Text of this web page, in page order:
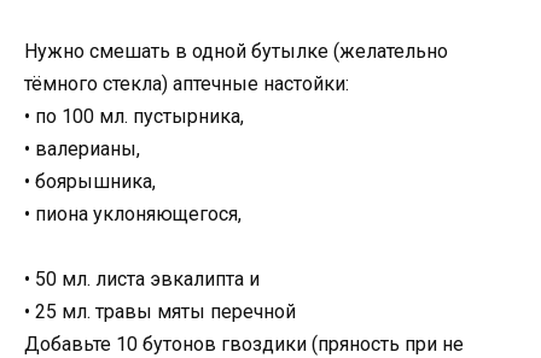
Нужно смешать в одной бутылке (желательно
тёмного стекла) аптечные настойки:
• по 100 мл. пустырника,
• валерианы,
• боярышника,
• пиона уклоняющегося,
• 50 мл. листа эвкалипта и
• 25 мл. травы мяты перечной
Добавьте 10 бутонов гвоздики (пряность при не